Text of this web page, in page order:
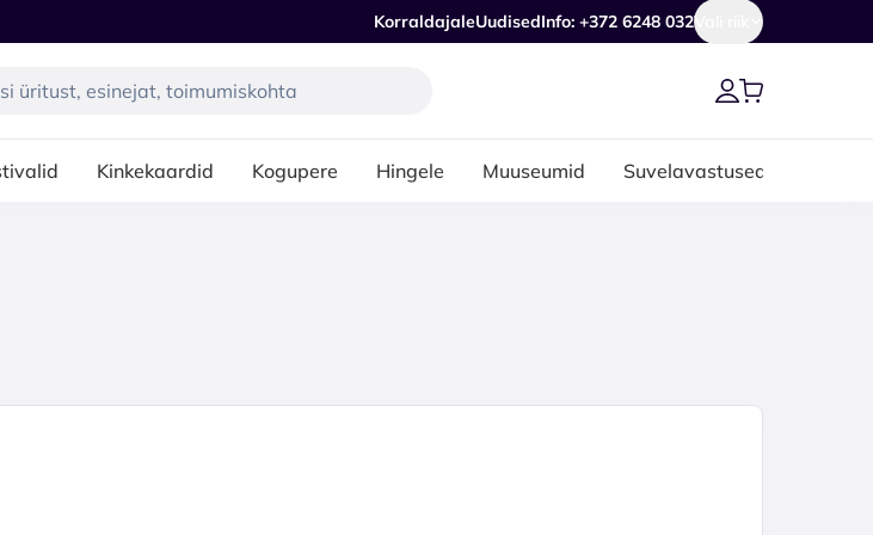
KorraldajaleUudisedInfo: +372 6248 032Vali riik
Kinkekaardid Kogupere Hingele Muuseumid Suvelavastused